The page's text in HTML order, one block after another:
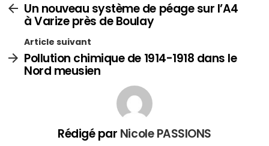
Un nouveau système de péage sur l’A4
à Varize près de Boulay
Article suivant
Pollution chimique de 1914-1918 dans le
Nord meusien
Rédigé par Nicole PASSIONS